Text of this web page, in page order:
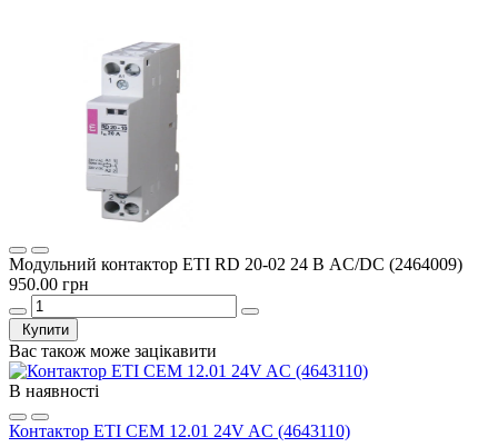
Модульний контактор ETI RD 20-02 24 В AC/DC (2464009)
950.00 грн
Купити
Вас також може зацікавити
В наявності
Контактор ETI CEM 12.01 24V AC (4643110)